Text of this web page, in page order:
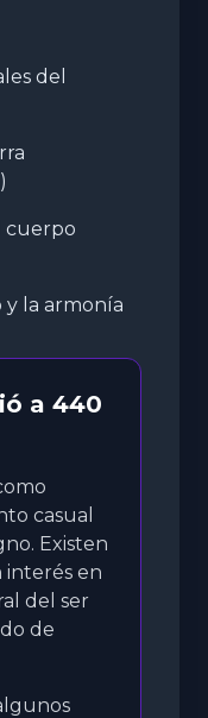
del
cuerpo
la armonía
a 440
casual
Existen
en
del ser
de